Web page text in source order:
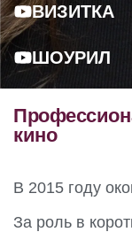
ВИЗИТКА
ШОУРИЛ
кино
В 2015 году
За роль в